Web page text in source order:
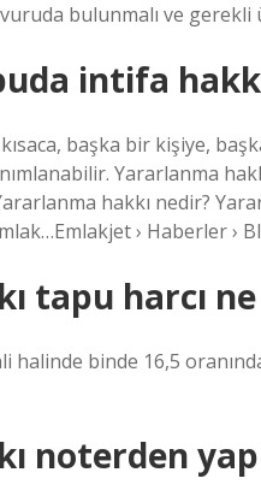
bulunmalı ve gerekli
intifa
başka bir kişiye,
Yararlanma
hakkı nedir?
› Haberler ›
tapu harcı
halinde binde 16,5
noterden